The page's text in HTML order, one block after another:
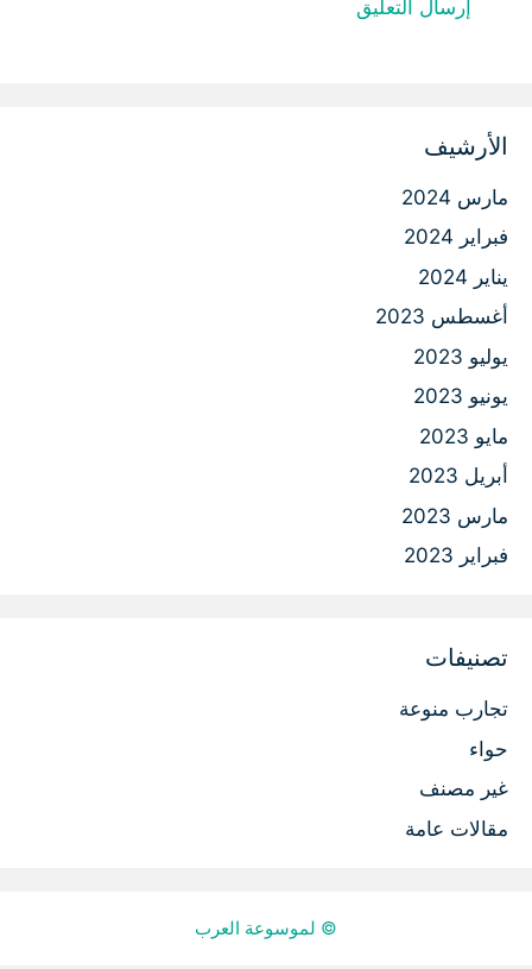
الأرشيف
مارس 2024
فبراير 2024
يناير 2024
أغسطس 2023
يوليو 2023
يونيو 2023
مايو 2023
أبريل 2023
مارس 2023
فبراير 2023
تصنيفات
تجارب منوعة
حواء
غير مصنف
مقالات عامة
© لموسوعة العرب